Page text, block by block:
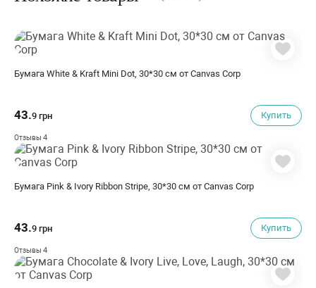
Бумага White & Kraft Mini Dot, 30*30 см от Canvas Corp
43.9 грн Купить
Отзывы 4
Бумага Pink & Ivory Ribbon Stripe, 30*30 см от Canvas Corp
43.9 грн Купить
Отзывы 4